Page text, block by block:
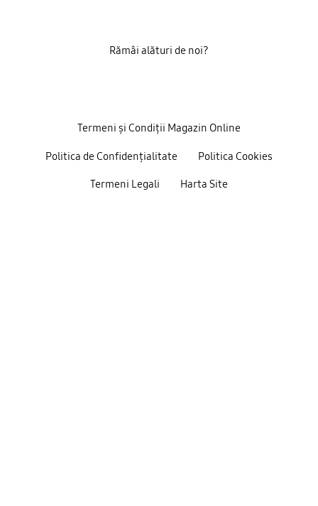
Termeni și Condiții Magazin Online
Politica de Confidențialitate Politica Cookies
Termeni Legali Harta Site
Rămâi alături de noi?